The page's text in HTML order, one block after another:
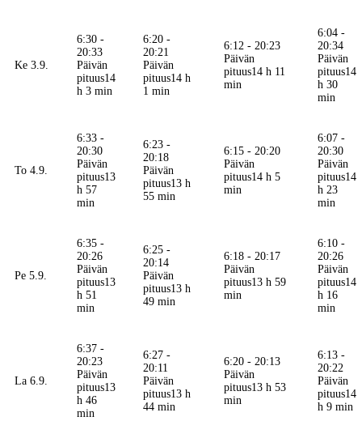
Ke 3.9.
6:30 -
20:33
Päivän
pituus14
h 3 min
6:20 -
20:21
Päivän
pituus14 h
1 min
6:12 - 20:23
Päivän
pituus14 h 11
min
6:04 -
20:34
Päivän
pituus14
h 30
min
To 4.9.
6:33 -
20:30
Päivän
pituus13
h 57
min
6:23 -
20:18
Päivän
pituus13 h
55 min
6:15 - 20:20
Päivän
pituus14 h 5
min
6:07 -
20:30
Päivän
pituus14
h 23
min
Pe 5.9.
6:35 -
20:26
Päivän
pituus13
h 51
min
6:25 -
20:14
Päivän
pituus13 h
49 min
6:18 - 20:17
Päivän
pituus13 h 59
min
6:10 -
20:26
Päivän
pituus14
h 16
min
La 6.9.
6:37 -
20:23
Päivän
pituus13
h 46
min
6:27 -
20:11
Päivän
pituus13 h
44 min
6:20 - 20:13
Päivän
pituus13 h 53
min
6:13 -
20:22
Päivän
pituus14
h 9 min